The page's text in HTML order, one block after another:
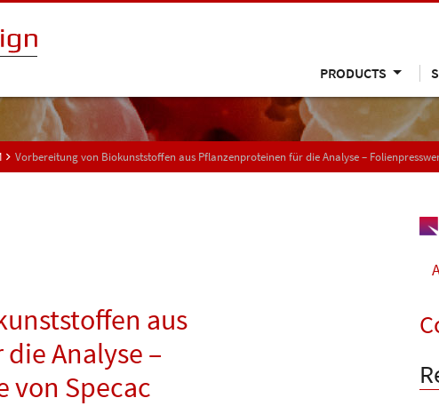
PRODUCTS
Vorbereitung von Biokunststoffen aus Pflanzenproteinen für die Analyse –
aus
Analyse –
von Specac